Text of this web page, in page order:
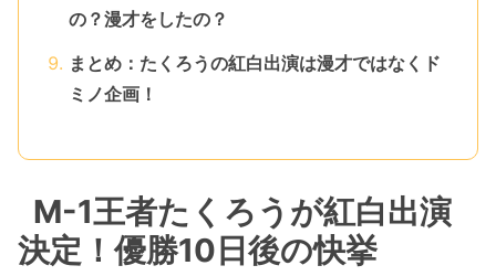
の？漫才をしたの？
まとめ：たくろうの紅白出演は漫才ではなくド
ミノ企画！
M-1王者たくろうが紅白出演
決定！優勝10日後の快挙